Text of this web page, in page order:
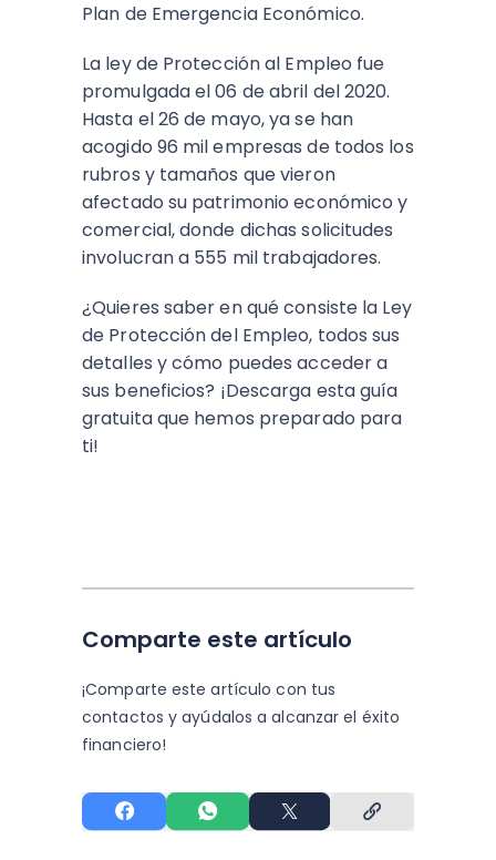
Plan de Emergencia Económico.
La ley de Protección al Empleo fue
promulgada el 06 de abril del 2020.
Hasta el 26 de mayo, ya se han
acogido 96 mil empresas de todos los
rubros y tamaños que vieron
afectado su patrimonio económico y
comercial, donde dichas solicitudes
involucran a 555 mil trabajadores.
¿Quieres saber en qué consiste la Ley
de Protección del Empleo, todos sus
detalles y cómo puedes acceder a
sus beneficios? ¡Descarga esta guía
gratuita que hemos preparado para
ti!
Comparte este artículo
¡Comparte este artículo con tus
contactos y ayúdalos a alcanzar el éxito
financiero!